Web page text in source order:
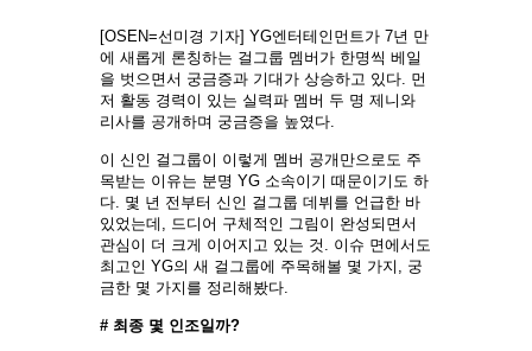
[OSEN=선미경 기자] YG엔터테인먼트가 7년 만
에 새롭게 론칭하는 걸그룹 멤버가 한명씩 베일
을 벗으면서 궁금증과 기대가 상승하고 있다. 먼
저 활동 경력이 있는 실력파 멤버 두 명 제니와
리사를 공개하며 궁금증을 높였다.
이 신인 걸그룹이 이렇게 멤버 공개만으로도 주
목받는 이유는 분명 YG 소속이기 때문이기도 하
다. 몇 년 전부터 신인 걸그룹 데뷔를 언급한 바
있었는데, 드디어 구체적인 그림이 완성되면서
관심이 더 크게 이어지고 있는 것. 이슈 면에서도
최고인 YG의 새 걸그룹에 주목해볼 몇 가지, 궁
금한 몇 가지를 정리해봤다.
# 최종 몇 인조일까?